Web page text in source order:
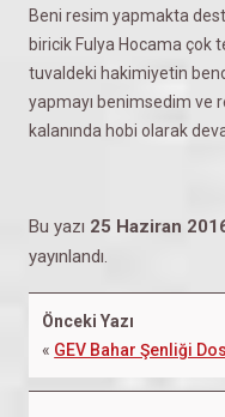
Beni resim yapmakta
biricik Fulya Hocama çok
tuvaldeki hakimiyetin
yapmayı benimsedim ve
kalanında hobi olarak
Bu yazı 25 Haziran
yayınlandı.
Önceki Yazı
« GEV Bahar Şenliği